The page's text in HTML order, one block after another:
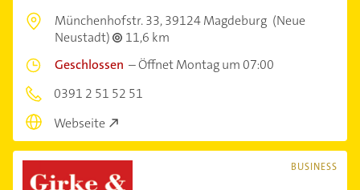
Münchenhofstr. 33,39124 Magdeburg (Neue
Neustadt)
11,6 km
Geschlossen –Öffnet Montag um 07:00
0391 2 51 52 51
Webseite
BUSINESS